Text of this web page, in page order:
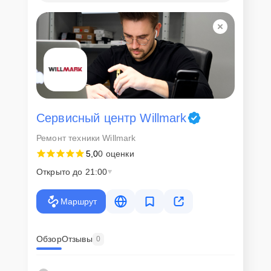
Для всех клиентов действуют демократичные и фиксированные
цены. Конечная стоимость работ обсуждается с клиентом и не в
коем случае не может измениться в процессе работ. Сервис не
навязывает клиентам дополнительные услуги и не
предусматривает скрытые платежи. Рассчитать предварительную
стоимость ремонта можно с помощью нашегоКалькулятора
Скорость диагностики и
ремонта
Наша компания ценит время клиентов и понимает важность
оперативного решения любых вопросов. В среднем, ремонт
клиент сможет забрать свой гаджет в этот же день. При
Внимание! Устройство отправляется на ремонт только после
согласования вариантов запчастей и стоимости ремонта с
изменена в процессе или после завершения работ.
Сервисный центр Willmark
Ремонт техники Willmark
5,00 оценки
Открыто до 21:00
Маршрут
ОбзорОтзывы 0